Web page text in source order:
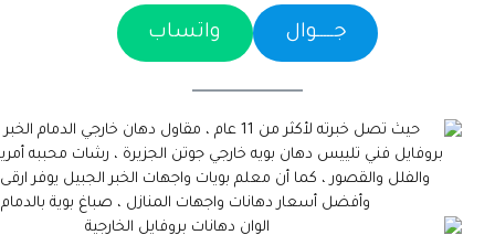
جـــــوال واتساب